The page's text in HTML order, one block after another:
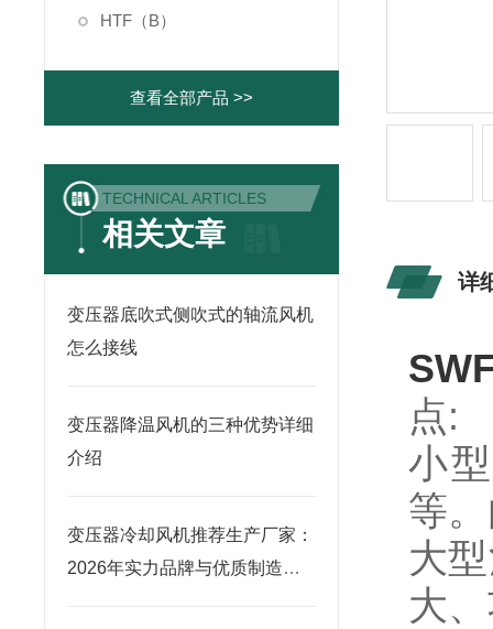
HTF（B）
查看全部产品 >>
TECHNICAL ARTICLES
相关文章
变压器底吹式侧吹式的轴流风机
怎么接线
变压器降温风机的三种优势详细
介绍
变压器冷却风机推荐生产厂家：
2026年实力品牌与优质制造商
详
点:
小
等
大
大